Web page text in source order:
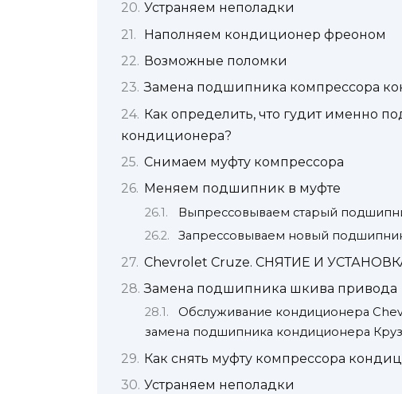
Устраняем неполадки
Наполняем кондиционер фреоном
Возможные поломки
Замена подшипника компрессора
Как определить, что гудит именно
кондиционера?
Снимаем муфту компрессора
Меняем подшипник в муфте
Выпрессовываем старый
Запрессовываем новый
Chevrolet Cruze. СНЯТИЕ И
Замена подшипника шкива привода
Обслуживание кондиционера
замена подшипника кондиционера Круз
Как снять муфту компрессора
Устраняем неполадки